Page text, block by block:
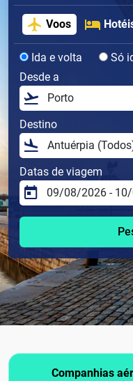
Voos
Ida e volta Só
Desde a
Destino
Datas de viagem
Companhias